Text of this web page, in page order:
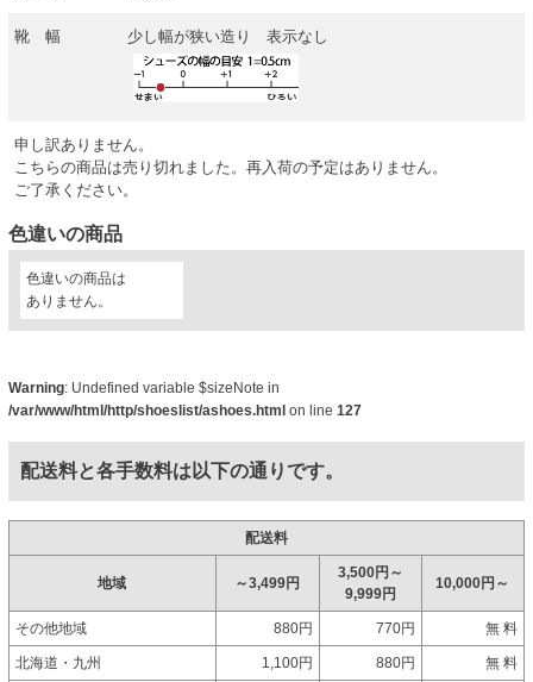
靴 幅 少し幅が狭い造り 表示なし
申し訳ありません。
こちらの商品は売り切れました。再入荷の予定はありません。
ご了承ください。
色違いの商品
色違いの商品は
ありません。
Warning: Undefined variable $sizeNote in
/var/www/html/http/shoeslist/ashoes.html on line 127
配送料と各手数料は以下の通りです。
配送料
地域 ～3,499円
3,500円～
9,999円
10,000円～
その他地域 880円 770円 無 料
北海道・九州 1,100円 880円 無 料